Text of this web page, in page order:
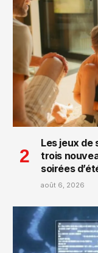
Les jeux
trois
soirées
août 6, 2026